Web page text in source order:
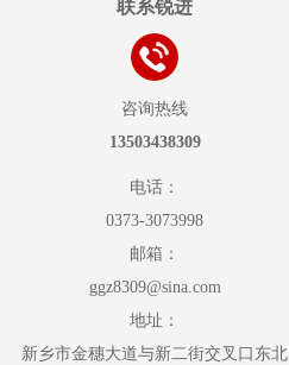
联系锐进
咨询热线
13503438309
电话：
0373-3073998
邮箱：
ggz8309@sina.com
地址：
新乡市金穗大道与新二街交叉口东北